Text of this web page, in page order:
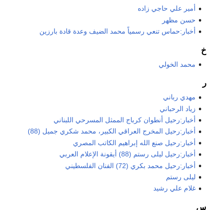
أمير علي حاجي زاده
حسن مظهر
أخبار:حماس تنعي رسمياً محمد الضيف وعدة قادة بارزين
خ
محمد الخولي
ر
مهدي رباني
زياد الرحباني
أخبار:رحيل أنطوان كرباج الممثل المسرحي اللبناني
أخبار:رحيل المخرج العراقي الكبير، محمد شكري جميل (88)
أخبار:رحيل صنع الله إبراهيم الكاتب المصري
أخبار:رحيل ليلى رستم (88) أيقونة الإعلام العربي
أخبار:رحيل محمد بكري (72) الفنان الفلسطيني
ليلى رستم
غلام علي رشيد
س